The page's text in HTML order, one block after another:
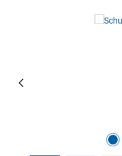
Bildergalerie überspringen